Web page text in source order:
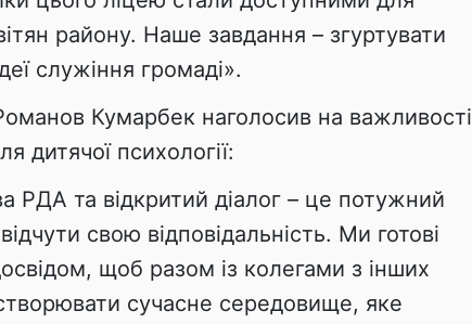
району. Наше завдання – згуртувати
служіння громаді».
Кумарбек наголосив на важливості
дитячої психології:
РДА та відкритий діалог – це потужний
свою відповідальність. Ми готові
щоб разом із колегами з інших
сучасне середовище, яке